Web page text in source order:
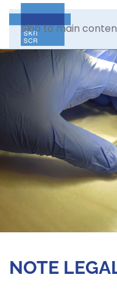
Skip to main
NOTE